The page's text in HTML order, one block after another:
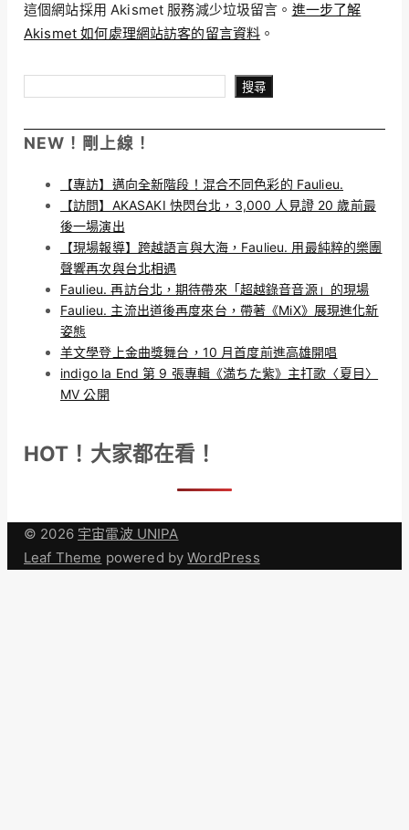
這個網站採用 Akismet 服務減少垃圾留言。 進一步了解
Akismet 如何處理網站訪客的留言資料 。
搜尋
NEW！剛上線！
【專訪】邁向全新階段！混合不同色彩的 Faulieu.
【訪問】AKASAKI 快閃台北，3,000 人見證 20 歲前最
後一場演出
【現場報導】跨越語言與大海，Faulieu. 用最純粹的樂團
聲響再次與台北相遇
Faulieu. 再訪台北，期待帶來「超越錄音音源」的現場
Faulieu. 主流出道後再度來台，帶著《MiX》展現進化新
姿態
羊文學登上金曲獎舞台，10 月首度前進高雄開唱
indigo la End 第 9 張專輯《満ちた紫》主打歌〈夏目〉
MV 公開
HOT！大家都在看！
© 2026 宇宙電波 UNIPA
Leaf Theme powered byWordPress